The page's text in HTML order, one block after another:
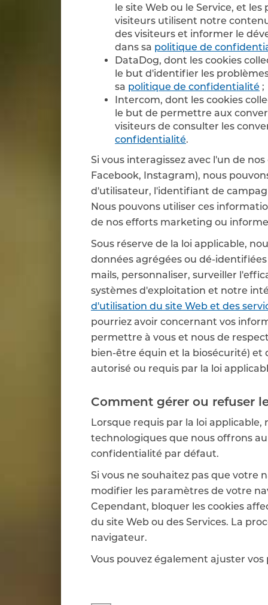
le site Web ou le Service, et
visiteurs utilisent notre
des visiteurs et informer le
dans sa politique de
DataDog, dont les cookies
le but d'identifier les
sa politique de confidentialité ;
Intercom, dont les cookies
le but de permettre aux
visiteurs de consulter les
confidentialité.
Si vous interagissez avec l'un de
Facebook, Instagram), nous
d'utilisateur, l'identifiant de
Nous pouvons utiliser ces
de nos efforts marketing ou
Sous réserve de la loi applicable,
données agrégées ou dé-
mails, personnaliser, surveiller
systèmes d'exploitation et notre
d'utilisation du site Web et des
pourriez avoir concernant vos
permettre à vous et nous de
bien-être équin et la biosécurité)
autorisé ou requis par la loi
Comment gérer ou refuser
Lorsque requis par la loi
technologiques que nous offrons
confidentialité par défaut.
Si vous ne souhaitez pas que votre
modifier les paramètres de votre
Cependant, bloquer les cookies
du site Web ou des Services. La
navigateur.
Vous pouvez également ajuster